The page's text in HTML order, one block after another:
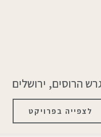
הרוסים, ירושלים
לצפייה בפרויקט